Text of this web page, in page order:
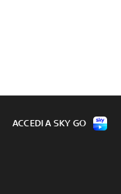
ACCEDI A SKY GO